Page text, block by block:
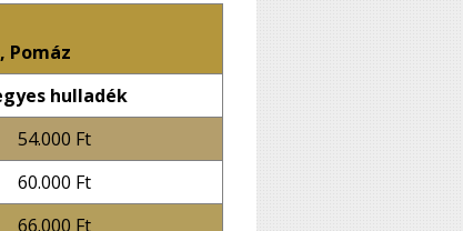
Pomáz
hulladék
54.000 Ft
60.000 Ft
66.000 Ft